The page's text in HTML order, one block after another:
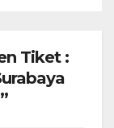
Tiket :